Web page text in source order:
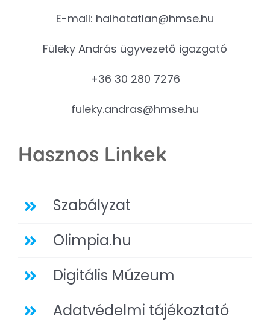
E-mail: halhatatlan@hmse.hu
Füleky András ügyvezető igazgató
+36 30 280 7276
fuleky.andras@hmse.hu
Hasznos Linkek
Szabályzat
Olimpia.hu
Digitális Múzeum
Adatvédelmi tájékoztató